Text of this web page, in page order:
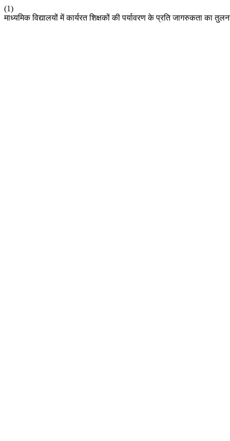
(1)
माध्यमिक विद्यालयों में कार्यरत शिक्षकों की पर्यावरण के प्रति जागरुकता का